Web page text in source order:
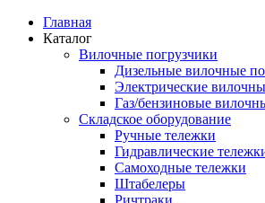
Главная
Каталог
Вилочные погрузчики
Дизельные вилочные
Электрические
Газ/бензиновые
Складское оборудование
Ручные тележки
Гидравлические
Самоходные тележки
Штабелеры
Ричтраки